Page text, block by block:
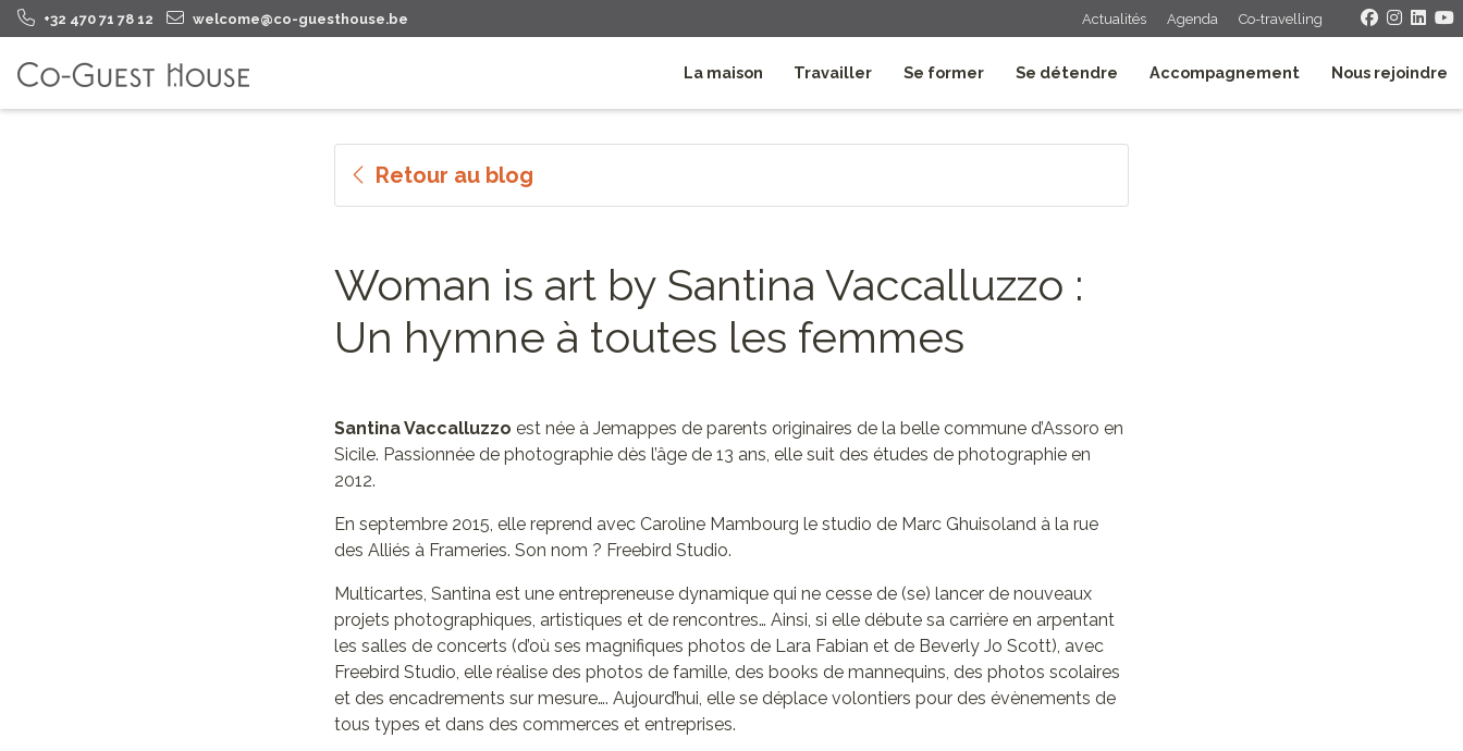
+32 470 71 78 12 welcome@co-guesthouse.be Actualités Agenda Co-travelling
La maison Travailler Se former Se détendre Accompagnement Nous rejoindre
Retour au blog
Woman is art by Santina Vaccalluzzo :
Un hymne à toutes les femmes
Santina Vaccalluzzo est née à Jemappes de parents originaires de la belle commune d’Assoro en
Sicile. Passionnée de photographie dès l’âge de 13 ans, elle suit des études de photographie en
2012.
En septembre 2015, elle reprend avec Caroline Mambourg le studio de Marc Ghuisoland à la rue
des Alliés à Frameries. Son nom ? Freebird Studio.
Multicartes, Santina est une entrepreneuse dynamique qui ne cesse de (se) lancer de nouveaux
projets photographiques, artistiques et de rencontres… Ainsi, si elle débute sa carrière en arpentant
les salles de concerts (d’où ses magnifiques photos de Lara Fabian et de Beverly Jo Scott), avec
Freebird Studio, elle réalise des photos de famille, des books de mannequins, des photos scolaires
et des encadrements sur mesure…. Aujourd’hui, elle se déplace volontiers pour des évènements de
tous types et dans des commerces et entreprises.